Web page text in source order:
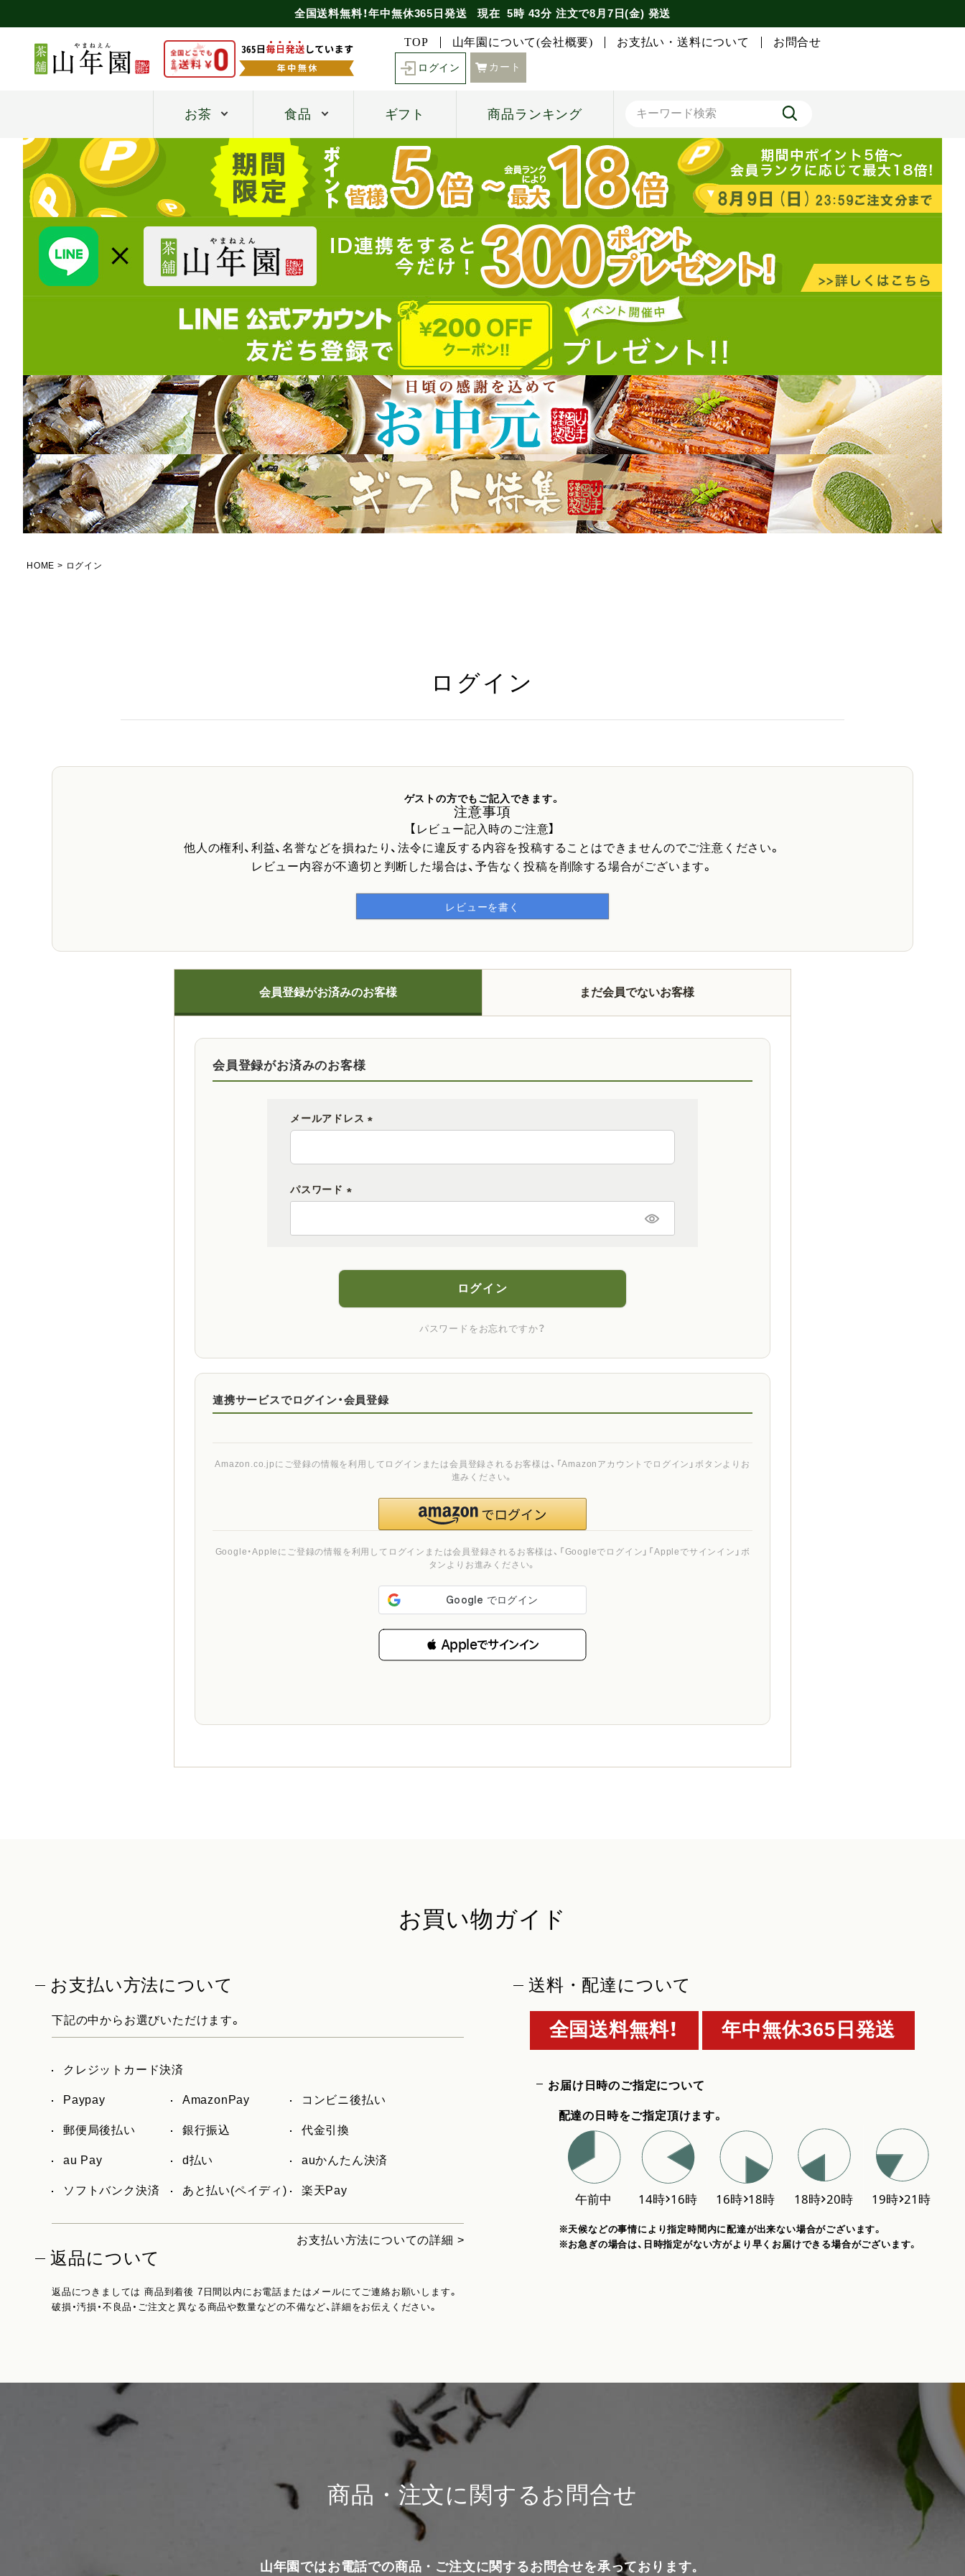
全国送料無料！年中無休365日発送 現在 5時 43分注文で8月7日(金) 発送
TOP 山年園について(会社概要) お支払い・送料について お問合せ
ログイン カート
お茶 食品 ギフト 商品ランキング
HOME ログイン
ログイン
ゲストの方でもご記入できます。
注意事項
【レビュー記入時のご注意】
他人の権利、利益、名誉などを損ねたり、法令に違反する内容を投稿することはできませんのでご注意ください。
レビュー内容が不適切と判断した場合は、予告なく投稿を削除する場合がございます。
レビューを書く
会員登録がお済みのお客様 まだ会員でないお客様
会員登録がお済みのお客様
メールアドレス
パスワード
ログイン
パスワードをお忘れですか？
連携サービスでログイン・会員登録
 Appleでサインイン
Google・Appleにご登録の情報を利用してログインまたは会員登録されるお客様は、「Googleでログイン」「Appleでサインイン」ボ
タンよりお進みください。
Amazon.co.jpにご登録の情報を利用してログインまたは会員登録されるお客様は、「Amazonアカウントでログイン」ボタンよりお
進みください。
お買い物ガイド
お支払い方法について
下記の中からお選びいただけます。
クレジットカード決済
Paypay AmazonPay コンビニ後払い
郵便局後払い 銀行振込 代金引換
au Pay d払い auかんたん決済
ソフトバンク決済 あと払い(ペイディ) 楽天Pay
お支払い方法についての詳細 >
返品について
返品につきましては 商品到着後 7日間以内にお電話またはメールにてご連絡お願いします。
破損・汚損・不良品・ご注文と異なる商品や数量などの不備など、詳細をお伝えください。
送料・配達について
全国送料無料！ 年中無休365日発送
お届け日時のご指定について
配達の日時をご指定頂けます。
※天候などの事情により指定時間内に配達が出来ない場合がございます。
※お急ぎの場合は、日時指定がない方がより早くお届けできる場合がございます。
商品・注文に関するお問合せ
山年園ではお電話での商品・ご注文に関するお問合せを承っております。